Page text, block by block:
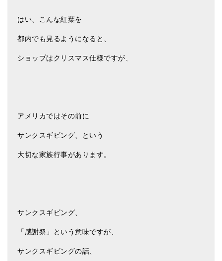
はい、こんな紅葉を
都内でも見るようになると、
ショップはクリスマス仕様ですが、
アメリカではその前に
サンクスギビング、という
大切な家族行事があります。
サンクスギビング、
「感謝祭」という意味ですが、
サンクスギビングの話、